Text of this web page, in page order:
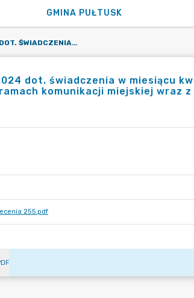
GMINA PUŁTUSK
UMOWA NR 255/2024 DOT. ŚWIADCZENIA W MIESIĄCU KWIETNIU 2024R. STAŁYCH PRZEWOZÓW PASAŻERSKICH W RAMACH KOMUNIKACJI MIEJSKIEJ WRAZ Z ANEKSEM
dot. świadczenia w miesiącu
komunikacji miejskiej wraz z
255.pdf